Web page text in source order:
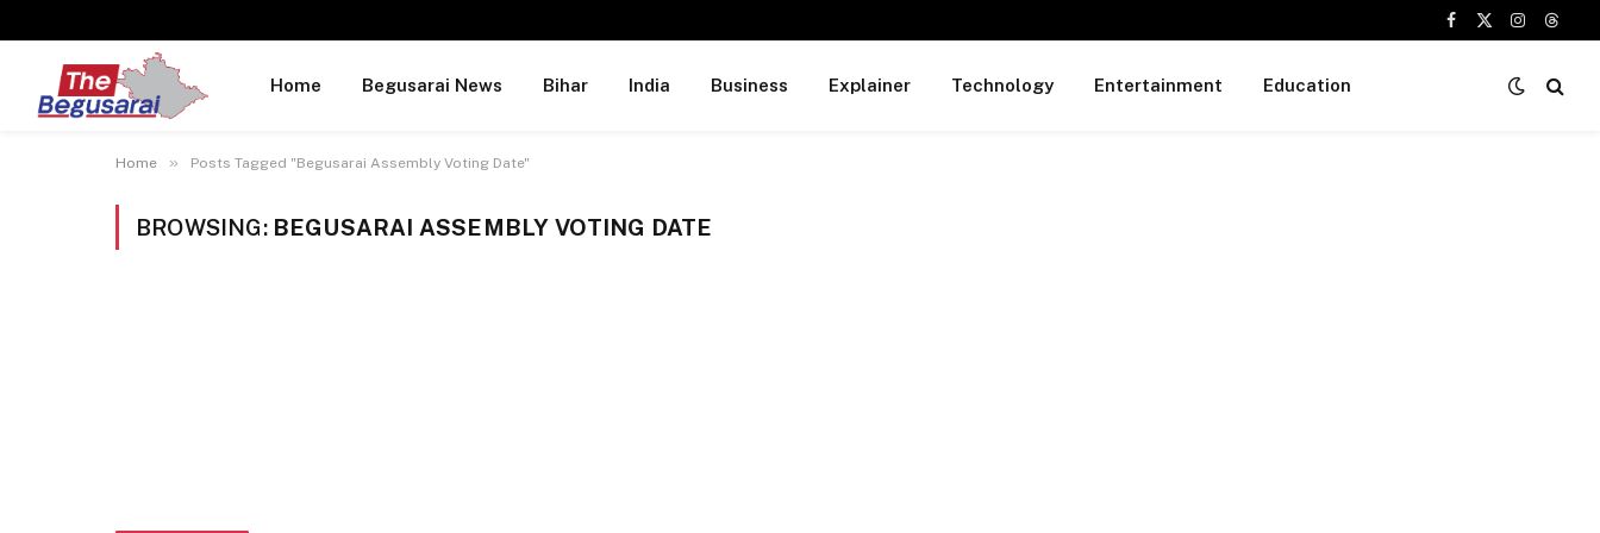
Facebook
X
Instagram
Home Begusarai News Bihar India Business Explainer Technology Entertainment Education
Home » Posts Tagged "Begusarai Assembly Voting Date"
BROWSING: BEGUSARAI ASSEMBLY VOTING DATE